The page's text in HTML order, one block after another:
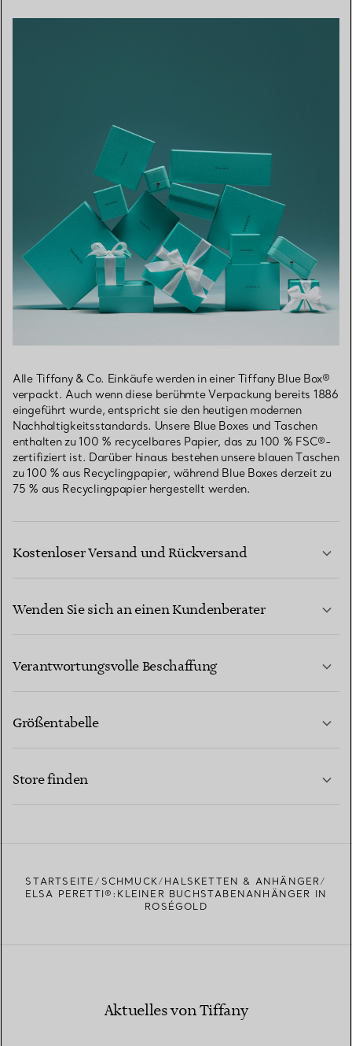
Alle Tiffany & Co. Einkäufe werden in einer Tiffany Blue Box®
verpackt. Auch wenn diese berühmte Verpackung bereits 1886
eingeführt wurde, entspricht sie den heutigen modernen
Nachhaltigkeitsstandards. Unsere Blue Boxes und Taschen
enthalten zu 100 % recycelbares Papier, das zu 100 % FSC®-
zertifiziert ist. Darüber hinaus bestehen unsere blauen Taschen
zu 100 % aus Recyclingpapier, während Blue Boxes derzeit zu
75 % aus Recyclingpapier hergestellt werden.
Kostenloser Versand und Rückversand
Wenden Sie sich an einen Kundenberater
Verantwortungsvolle Beschaffung
Größentabelle
Store finden
STARTSEITE SCHMUCK
HALSKETTEN & ANHÄNGER
ELSA PERETTI®:KLEINER BUCHSTABENANHÄNGER IN
ROSÉGOLD
Aktuelles von Tiffany